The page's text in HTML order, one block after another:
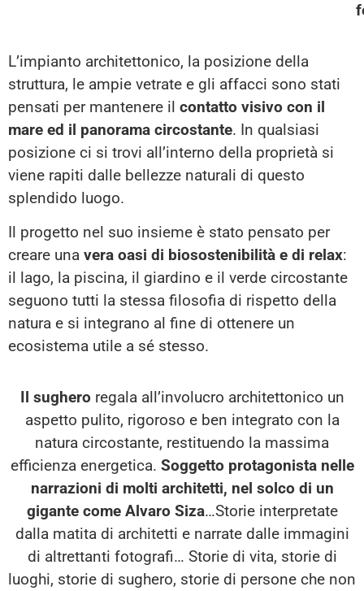
L’impianto architettonico, la posizione della
struttura, le ampie vetrate e gli affacci sono stati
pensati per mantenere il contatto visivo con il
mare ed il panorama circostante. In qualsiasi
posizione ci si trovi all’interno della proprietà si
viene rapiti dalle bellezze naturali di questo
splendido luogo.
Il progetto nel suo insieme è stato pensato per
creare una vera oasi di biosostenibilità e di relax:
il lago, la piscina, il giardino e il verde circostante
seguono tutti la stessa filosofia di rispetto della
natura e si integrano al fine di ottenere un
ecosistema utile a sé stesso.
Il sughero regala all’involucro architettonico un
aspetto pulito, rigoroso e ben integrato con la
natura circostante, restituendo la massima
efficienza energetica. Soggetto protagonista nelle
narrazioni di molti architetti, nel solco di un
gigante come Alvaro Siza…Storie interpretate
dalla matita di architetti e narrate dalle immagini
di altrettanti fotografi… Storie di vita, storie di
luoghi, storie di sughero, storie di persone che non